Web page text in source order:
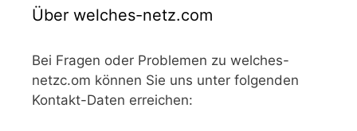
Über welches-netz.com
Bei Fragen oder Problemen zu welches-
netzc.om können Sie uns unter folgenden
Kontakt-Daten erreichen: